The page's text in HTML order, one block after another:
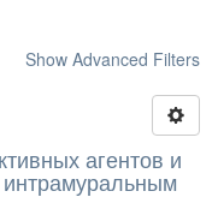
Show Advanced Filters
агентов и
интрамуральным